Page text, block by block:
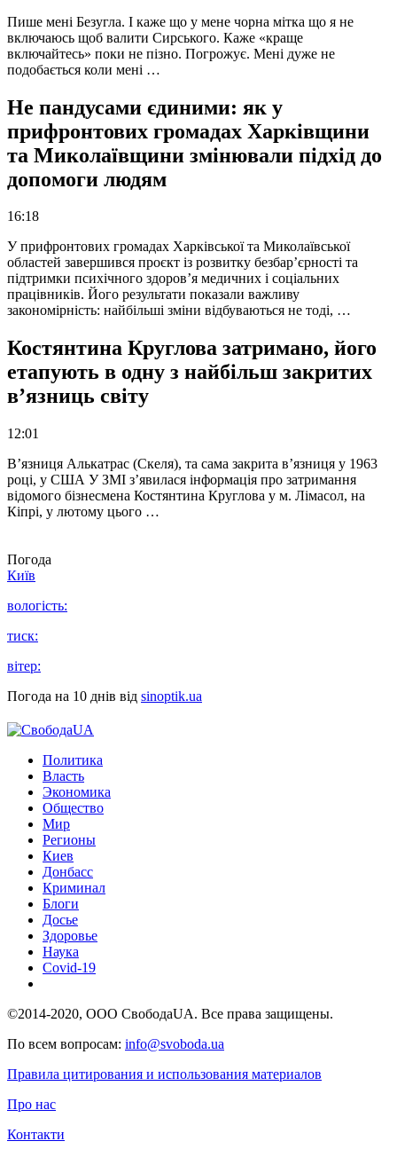
Пише мені Безугла. І каже що у мене чорна мітка що я не
включаюсь щоб валити Сирського. Каже «краще
включайтесь» поки не пізно. Погрожує. Мені дуже не
подобається коли мені …
Не пандусами єдиними: як у
прифронтових громадах Харківщини
та Миколаївщини змінювали підхід до
допомоги людям
16:18
У прифронтових громадах Харківської та Миколаївської
областей завершився проєкт із розвитку безбар’єрності та
підтримки психічного здоров’я медичних і соціальних
працівників. Його результати показали важливу
закономірність: найбільші зміни відбуваються не тоді, …
Костянтина Круглова затримано, його
етапують в одну з найбільш закритих
в’язниць світу
12:01
В’язниця Алькатрас (Скеля), та сама закрита в’язниця у 1963
році, у США У ЗМІ з’явилася інформація про затримання
відомого бізнесмена Костянтина Круглова у м. Лімасол, на
Кіпрі, у лютому цього …
Погода
Київ
вологість:
тиск:
вітер:
Погода на 10 днів від sinoptik.ua
Политика
Власть
Экономика
Общество
Мир
Регионы
Киев
Донбасс
Криминал
Блоги
Досье
Здоровье
Наука
Covid-19
©2014-2020, ООО СвободаUA. Все права защищены.
По всем вопросам: info@svoboda.ua
Правила цитирования и использования материалов
Про нас
Контакти